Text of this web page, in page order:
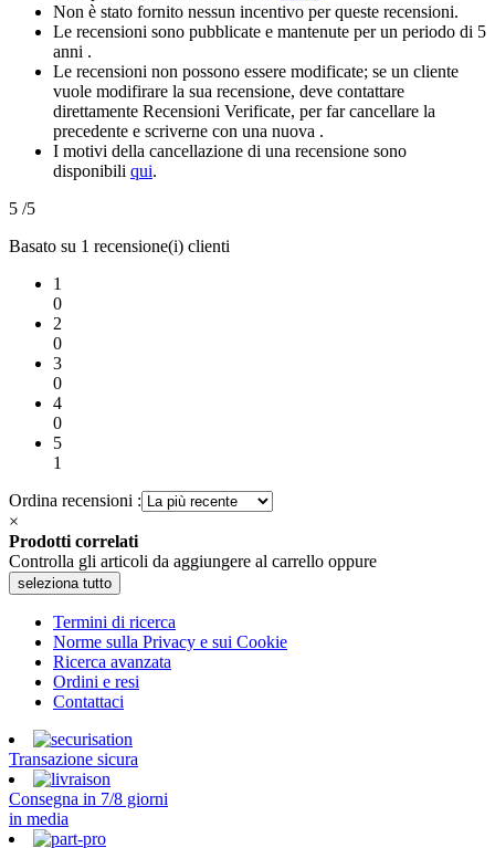
Non è stato fornito nessun incentivo per queste recensioni.
Le recensioni sono pubblicate e mantenute per un periodo di 5
anni .
Le recensioni non possono essere modificate; se un cliente
vuole modifirare la sua recensione, deve contattare
direttamente Recensioni Verificate, per far cancellare la
precedente e scriverne con una nuova .
I motivi della cancellazione di una recensione sono
disponibili qui.
5 /5
Basato su 1 recensione(i) clienti
1
0
2
0
3
0
4
0
5
1
Ordina recensioni :
×
Prodotti correlati
Controlla gli articoli da aggiungere al carrello oppure
seleziona tutto
Termini di ricerca
Norme sulla Privacy e sui Cookie
Ricerca avanzata
Ordini e resi
Contattaci
Transazione sicura
Consegna in 7/8 giorni
in media